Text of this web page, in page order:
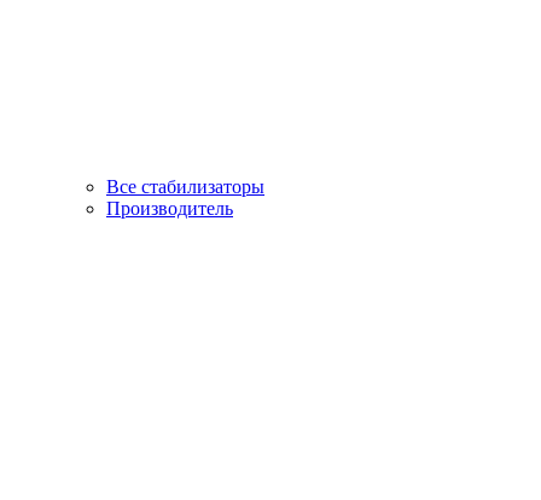
Все стабилизаторы
Производитель